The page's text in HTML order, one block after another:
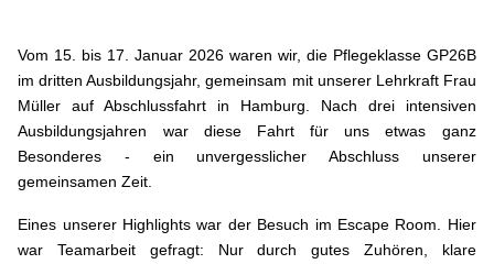
Vom 15. bis 17. Januar 2026 waren wir, die Pflegeklasse GP26B
im dritten Ausbildungsjahr, gemeinsam mit unserer Lehrkraft Frau
Müller auf Abschlussfahrt in Hamburg. Nach drei intensiven
Ausbildungsjahren war diese Fahrt für uns etwas ganz
Besonderes - ein unvergesslicher Abschluss unserer
gemeinsamen Zeit.
Eines unserer Highlights war der Besuch im Escape Room. Hier
war Teamarbeit gefragt: Nur durch gutes Zuhören, klare